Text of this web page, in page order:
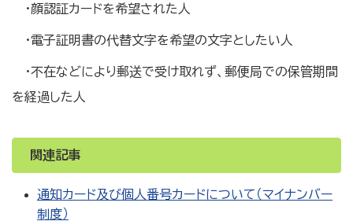
・顔認証カードを希望された人
・電子証明書の代替文字を希望の文字としたい人
・不在などにより郵送で受け取れず、郵便局での保管期間
を経過した人
関連記事
通知カード及び個人番号カードについて（マイナンバー
制度）